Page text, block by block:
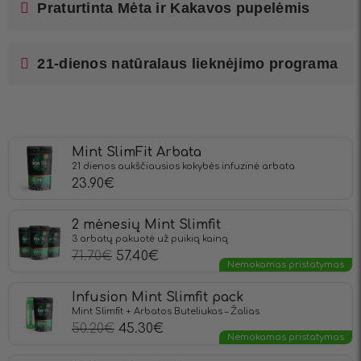
Praturtinta Mėta ir Kakavos pupelėmis
21-dienos natūralaus lieknėjimo programa
Mint SlimFit Arbata
21 dienos aukščiausios kokybės infuzinė arbata
23.90€
2 mėnesių Mint Slimfit
3 arbatų pakuotė už puikią kainą
71.70€ 57.40€
Nemokamas pristatymas
Infusion Mint Slimfit pack
Mint Slimfit + Arbatos Buteliukas – Žalias
50.20€ 45.30€
Nemokamas pristatymas